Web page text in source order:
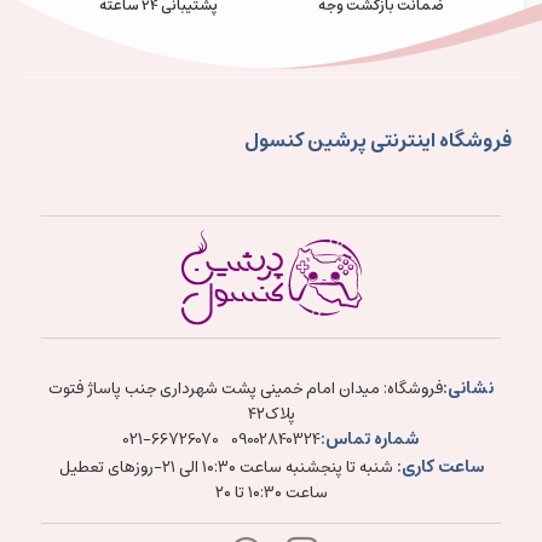
ضمانت بازگشت وجه پشتیبانی 24 ساعته
فروشگاه اینترنتی پرشین کنسول
نشانی:فروشگاه: میدان امام خمینی پشت شهرداری جنب پاساژ فتوت
پلاک۴۲
شماره تماس:09002840324
021-66726070
ساعت کاری:
شنبه تا پنجشنبه ساعت ۱۰:۳۰ الی ۲۱-روزهای تعطیل
ساعت ۱۰:۳۰ تا ۲۰